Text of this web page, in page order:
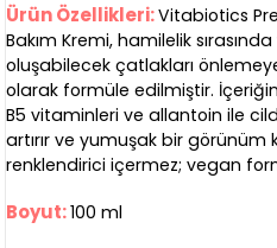
Ürün Özellikleri:Vitabiotics
Bakım Kremi, hamilelik
oluşabilecek çatlakları
olarak formüle edilmiştir.
B5 vitaminleri ve allantoin ile
artırır ve yumuşak bir görünüm
renklendirici içermez; vegan
Boyut:100 ml